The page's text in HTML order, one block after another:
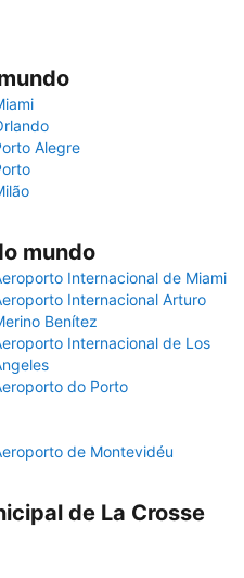
Alegre
mundo
Internacional de Miami
Internacional Arturo
Benítez
Internacional de Los
do Porto
de Montevidéu
de La Crosse